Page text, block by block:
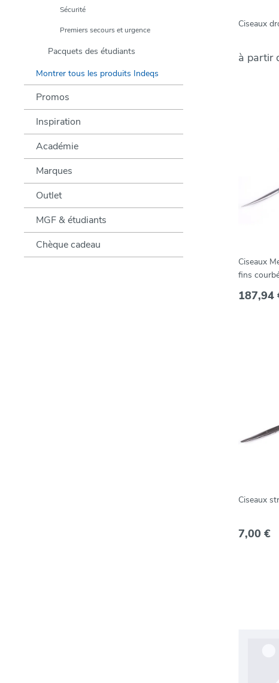
Sécurité
Premiers secours et urgence
Pacquets des étudiants
Montrer tous les produits Indeqs
Promos
Inspiration
Académie
Marques
Outlet
MGF & étudiants
Chèque cadeau
Ciseaux
à partir
Ciseaux
fins
187,94
Ciseaux
7,00 €